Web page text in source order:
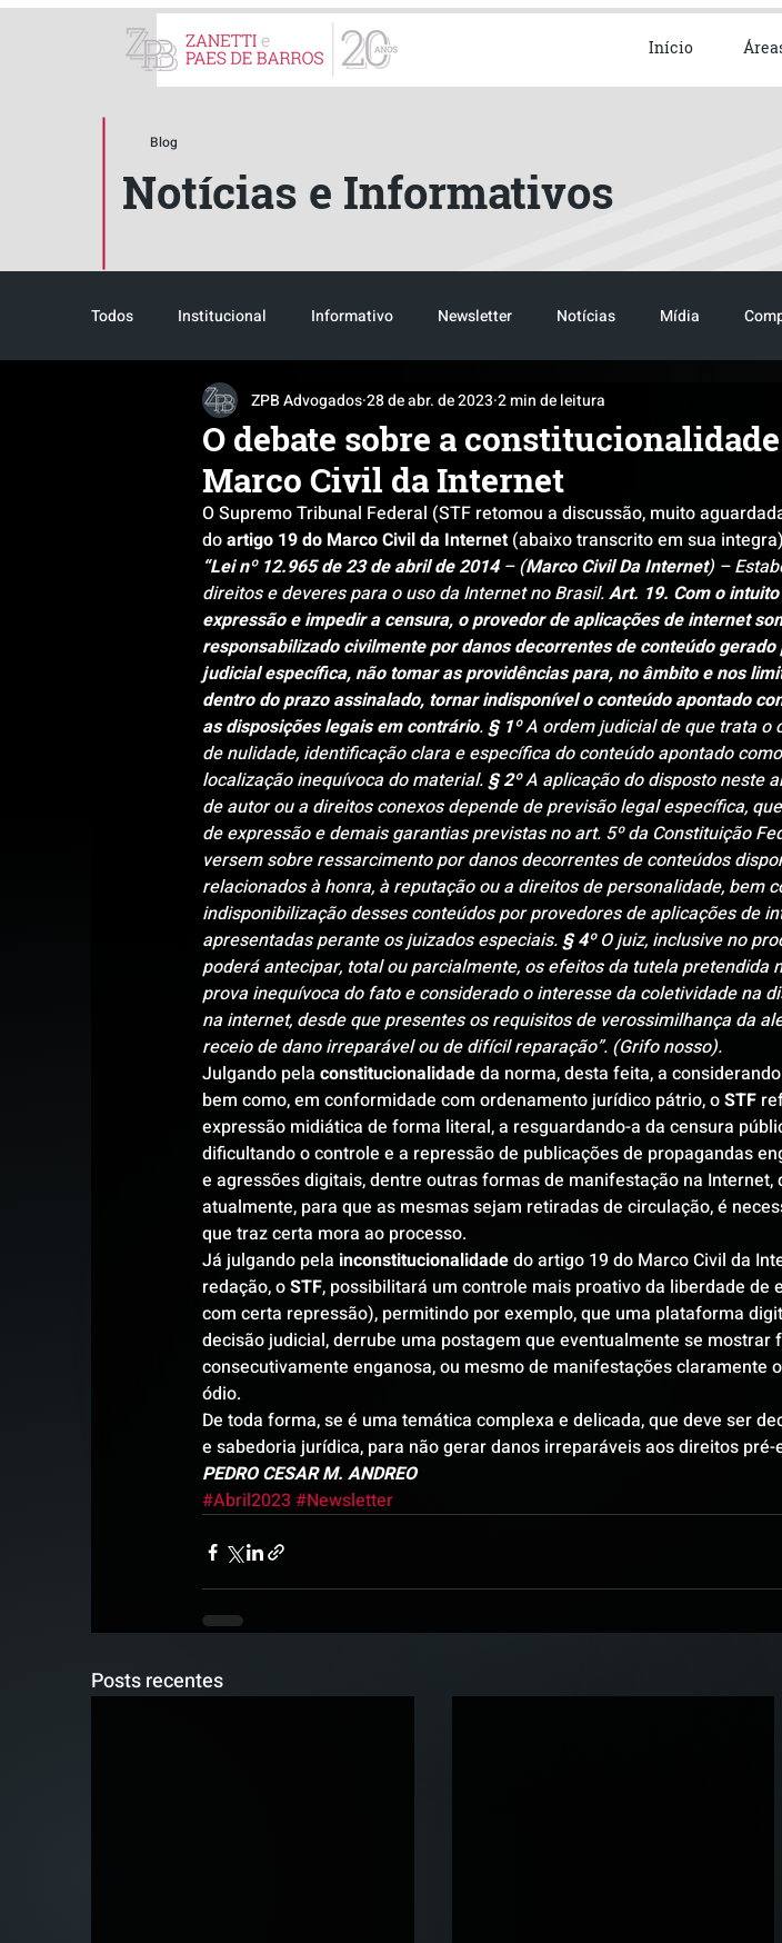
Início
Blog
Notícias e Informativos
Todos Institucional Informativo Newsletter Notícias Mídia
Reconhecimento Tributário Pós-evento TRANSPORTE
O debate sobre a
Marco Civil da Internet
ZPB Advogados28 de abr. de 2023 2 min de leitura
O Supremo Tribunal Federal (STF retomou a discussão, muito
do artigo 19 do Marco Civil da Internet (abaixo transcrito em sua
“Lei nº 12.965 de 23 de abril de 2014 – (Marco Civil Da Internet) –
direitos e deveres para o uso da Internet no Brasil. Art. 19. Com o
expressão e impedir a censura, o provedor de aplicações de internet
responsabilizado civilmente por danos decorrentes de conteúdo
judicial específica, não tomar as providências para, no âmbito e nos
dentro do prazo assinalado, tornar indisponível o conteúdo apontado
as disposições legais em contrário. § 1º A ordem judicial de que trata o
de nulidade, identificação clara e específica do conteúdo apontado
localização inequívoca do material. § 2º A aplicação do disposto neste
de autor ou a direitos conexos depende de previsão legal específica,
de expressão e demais garantias previstas no art. 5º da Constituição
versem sobre ressarcimento por danos decorrentes de conteúdos
relacionados à honra, à reputação ou a direitos de personalidade, bem
indisponibilização desses conteúdos por provedores de aplicações de
apresentadas perante os juizados especiais. § 4º O juiz, inclusive no
poderá antecipar, total ou parcialmente, os efeitos da tutela pretendida
prova inequívoca do fato e considerado o interesse da coletividade na
na internet, desde que presentes os requisitos de verossimilhança da
receio de dano irreparável ou de difícil reparação”. (Grifo nosso).
Julgando pela constitucionalidade da norma, desta feita, a
bem como, em conformidade com ordenamento jurídico pátrio, o STF
expressão midiática de forma literal, a resguardando-a da censura
dificultando o controle e a repressão de publicações de propagandas
e agressões digitais, dentre outras formas de manifestação na Internet,
atualmente, para que as mesmas sejam retiradas de circulação, é
que traz certa mora ao processo.
Já julgando pela inconstitucionalidade do artigo 19 do Marco Civil da
redação, o STF, possibilitará um controle mais proativo da liberdade de
com certa repressão), permitindo por exemplo, que uma plataforma
decisão judicial, derrube uma postagem que eventualmente se mostrar
consecutivamente enganosa, ou mesmo de manifestações claramente
ódio.
De toda forma, se é uma temática complexa e delicada, que deve ser
e sabedoria jurídica, para não gerar danos irreparáveis aos direitos pré-
PEDRO CESAR M. ANDREO
#Abril2023 #Newsletter
Posts recentes